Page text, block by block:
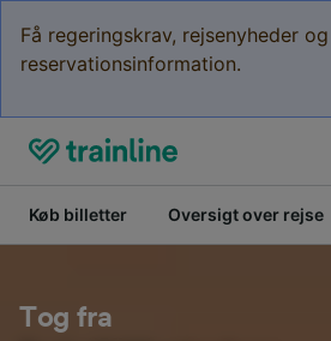
Få regeringskrav, rejsenyheder og
reservationsinformation.
Køb billetter Oversigt over rejse
Tog fra